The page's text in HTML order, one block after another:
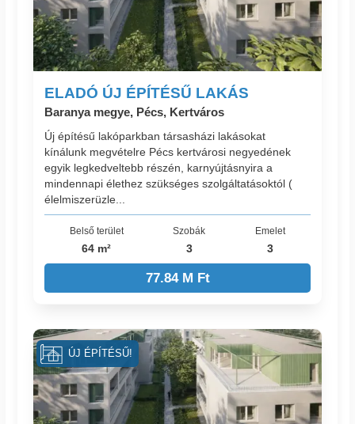
ELADÓ ÚJ ÉPÍTÉSŰ LAKÁS
Baranya megye, Pécs, Kertváros
Új építésű lakóparkban társasházi lakásokat
kínálunk megvételre Pécs kertvárosi negyedének
egyik legkedveltebb részén, karnyújtásnyira a
mindennapi élethez szükséges szolgáltatásoktól (
élelmiszerüzle...
Belső terület
64 m²
Szobák
3
Emelet
3
77.84 M Ft
ÚJ ÉPÍTÉSŰ!